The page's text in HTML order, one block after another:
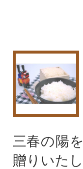
三春の陽
贈りいたし